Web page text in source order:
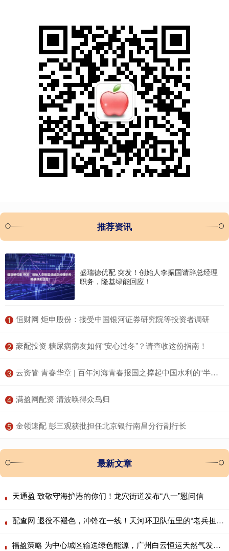
推荐资讯
盛瑞德优配 突发！创始人李振国请辞总经理
职务，隆基绿能回应！
1 ​恒财网 炬申股份：接受中国银河证券研究院等投资者调研
2 ​豪配投资 糖尿病病友如何“安心过冬”？请查收这份指南！
3 ​云资管 青春华章 | 百年河海青春报国之撑起中国水利的“半壁江山”
4 ​满盈网配资 清波唤得众鸟归
5 ​金领速配 彭三观获批担任北京银行南昌分行副行长
最新文章
天通盈 致敬守海护港的你们！龙穴街道发布“八一”慰问信
配查网 退役不褪色，冲锋在一线！天河环卫队伍里的“老兵担当”
福盈策略 为中心城区输送绿色能源，广州白云恒运天然气发电厂正式投产